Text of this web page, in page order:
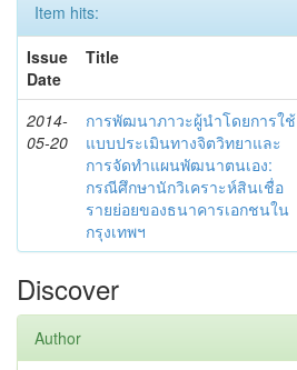
Item hits:
Issue
Date
Title
2014-
05-20
การพัฒนาภาวะผู้นำโดยการใช้
แบบประเมินทางจิตวิทยาและ
การจัดทำแผนพัฒนาตนเอง:
กรณีศึกษานักวิเคราะห์สินเชื่อ
รายย่อยของธนาคารเอกชนใน
กรุงเทพฯ
Discover
Author